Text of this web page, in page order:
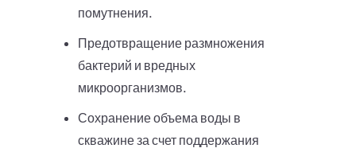
помутнения.
Предотвращение размножения
бактерий и вредных
микроорганизмов.
Сохранение объема воды в
скважине за счет поддержания